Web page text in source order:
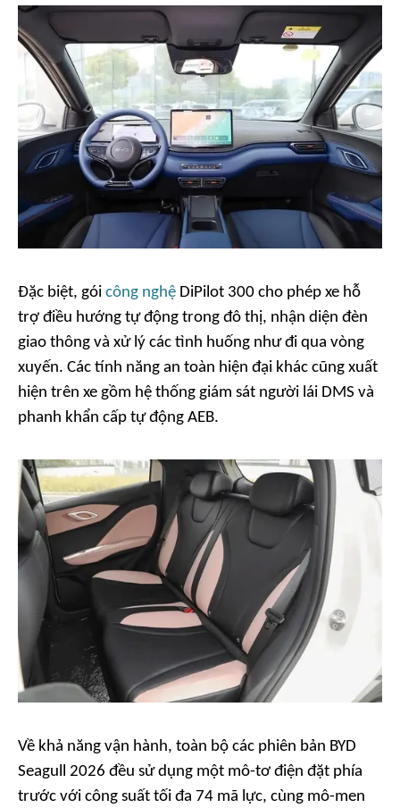
Đặc biệt, gói công nghệ DiPilot 300 cho phép xe hỗ
trợ điều hướng tự động trong đô thị, nhận diện đèn
giao thông và xử lý các tình huống như đi qua vòng
xuyến. Các tính năng an toàn hiện đại khác cũng xuất
hiện trên xe gồm hệ thống giám sát người lái DMS và
phanh khẩn cấp tự động AEB.
Về khả năng vận hành, toàn bộ các phiên bản BYD
Seagull 2026 đều sử dụng một mô-tơ điện đặt phía
trước với công suất tối đa 74 mã lực, cùng mô-men